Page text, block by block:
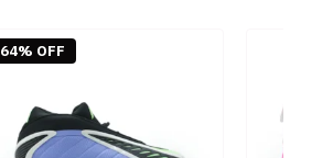
64% OFF